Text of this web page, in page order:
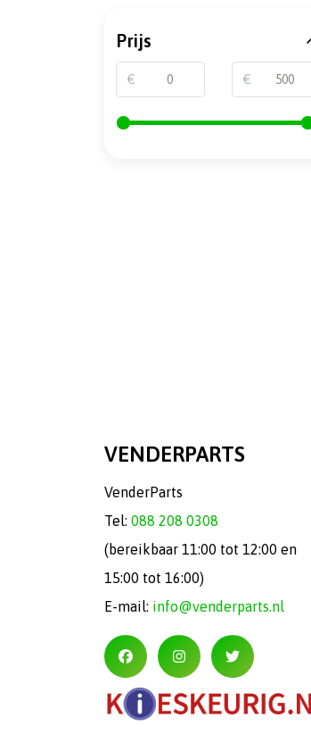
Prijs
€ €
VENDERPARTS
VenderParts
Tel: 088 208 0308
(bereikbaar 11:00 tot 12:00 en
15:00 tot 16:00)
E-mail: info@venderparts.nl